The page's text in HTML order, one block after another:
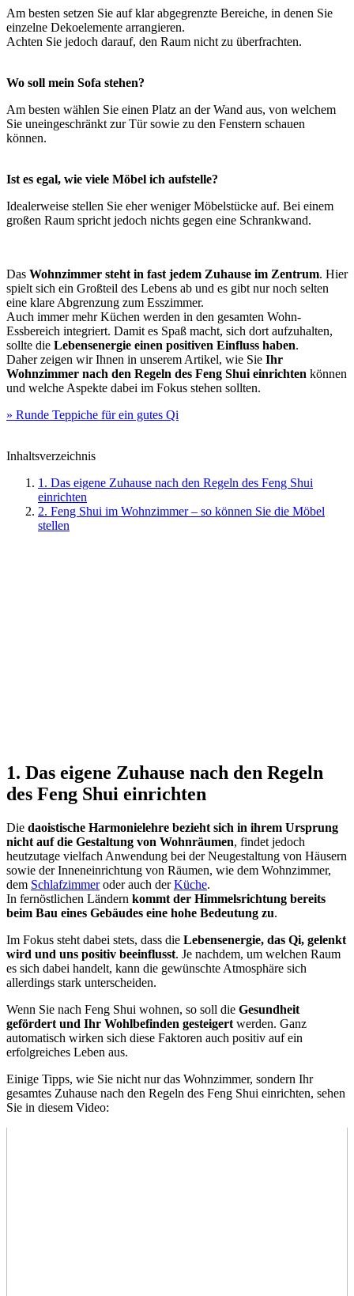
Am besten setzen Sie auf klar abgegrenzte Bereiche, in denen Sie
einzelne Dekoelemente arrangieren.
Achten Sie jedoch darauf, den Raum nicht zu überfrachten.
Wo soll mein Sofa stehen?
Am besten wählen Sie einen Platz an der Wand aus, von welchem
Sie uneingeschränkt zur Tür sowie zu den Fenstern schauen
können.
Ist es egal, wie viele Möbel ich aufstelle?
Idealerweise stellen Sie eher weniger Möbelstücke auf. Bei einem
großen Raum spricht jedoch nichts gegen eine Schrankwand.
Das Wohnzimmer steht in fast jedem Zuhause im Zentrum. Hier
spielt sich ein Großteil des Lebens ab und es gibt nur noch selten
eine klare Abgrenzung zum Esszimmer.
Auch immer mehr Küchen werden in den gesamten Wohn-
Essbereich integriert. Damit es Spaß macht, sich dort aufzuhalten,
sollte die Lebensenergie einen positiven Einfluss haben.
Daher zeigen wir Ihnen in unserem Artikel, wie Sie Ihr
Wohnzimmer nach den Regeln des Feng Shui einrichten können
und welche Aspekte dabei im Fokus stehen sollten.
» Runde Teppiche für ein gutes Qi
Inhaltsverzeichnis
1. Das eigene Zuhause nach den Regeln des Feng Shui
einrichten
2. Feng Shui im Wohnzimmer – so können Sie die Möbel
stellen
1. Das eigene Zuhause nach den Regeln
des Feng Shui einrichten
Die daoistische Harmonielehre bezieht sich in ihrem Ursprung
nicht auf die Gestaltung von Wohnräumen, findet jedoch
heutzutage vielfach Anwendung bei der Neugestaltung von Häusern
sowie der Inneneinrichtung von Räumen, wie dem Wohnzimmer,
dem Schlafzimmeroder auch derKüche.
In fernöstlichen Ländern kommt der Himmelsrichtung bereits
beim Bau eines Gebäudes eine hohe Bedeutung zu.
Im Fokus steht dabei stets, dass die Lebensenergie, das Qi, gelenkt
wird und uns positiv beeinflusst. Je nachdem, um welchen Raum
es sich dabei handelt, kann die gewünschte Atmosphäre sich
allerdings stark unterscheiden.
Wenn Sie nach Feng Shui wohnen, so soll die Gesundheit
gefördert und Ihr Wohlbefinden gesteigert werden. Ganz
automatisch wirken sich diese Faktoren auch positiv auf ein
erfolgreiches Leben aus.
Einige Tipps, wie Sie nicht nur das Wohnzimmer, sondern Ihr
gesamtes Zuhause nach den Regeln des Feng Shui einrichten, sehen
Sie in diesem Video: